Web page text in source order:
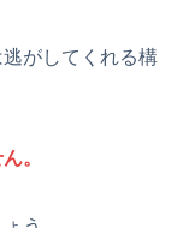
がしてくれる構
。